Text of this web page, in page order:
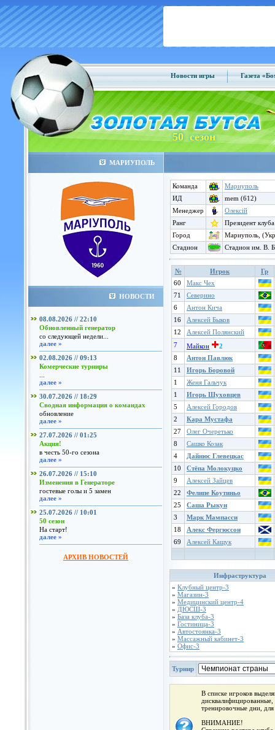
Новости игры Газета
50 сезон
МАРИУПОЛЬ
НОВОСТИ
08.08.2026 // 22:10
Обновленный генератор
со следующей недели...
далее »
02.08.2026 // 09:13
Комерческие турниры
далее »
30.07.2026 // 18:29
Сводная информация о командах
обновление
далее »
27.07.2026 // 01:25
Акция!
в честь 50-го сезона
далее »
26.07.2026 // 15:10
Изменения в Генераторе
гостевые голы и 5 замен
далее »
25.07.2026 // 10:01
50 сезон
На старт!
далее »
АРХИВ НОВОСТЕЙ
Команда
Мариуполь
ИД
mem (612)
Менеджер
Олексій
Ранг
Президент клуба
Город
Мариуполь,
Стадион
Стадион им. В.
№ Игрок
Гр
60
Макс Чех
71
Северино
6
Антон Кича
16
Алексей Быков
12
Алексей Полянский
7
Майкон
2
8
Антон Павлюк
11
Игорь Боровой
1
Женя Гальчук
1
Игорь Шуховцев
5
Алексей Городов
2
Кара Мустафа
27
Олег Очеретько
8
Сашко Козак
4
Дайнюс Глевецкас
10
Стёпа Молокуцко
9
Алексей Зайцев
22
Фелипе Коутиньо
25
Саша Рыкун
3
Марк Мампасси
18
Алекс Фергюссон
69
Алексей Кащук
Инфраструктура
» Клубный центр-3
» Магазин-3
» Медицинский центр-4
» ДЮСШ-3
» База клуба-3
» Гостиница-3
» Автостоянка-3
» Массажный кабинет-3
» Офис-3
Турнир
В списке игроков
тренировочные дни,
ВНИМАНИЕ!